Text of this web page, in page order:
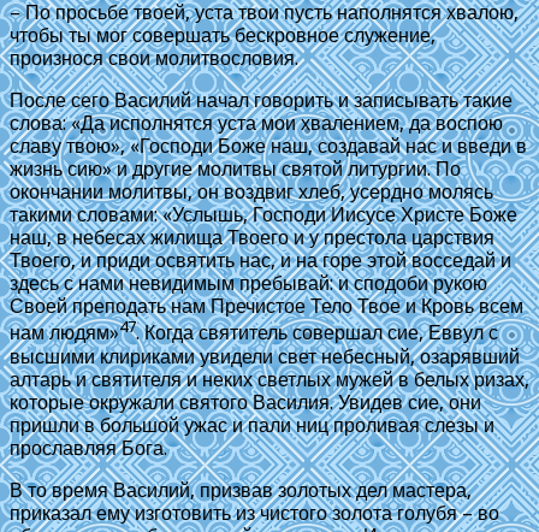
– По просьбе твоей, уста твои пусть наполнятся хвалою,
чтобы ты мог совершать бескровное служение,
произнося свои молитвословия.
После сего Василий начал говорить и записывать такие
слова: «Да исполнятся уста мои хвалением, да воспою
славу твою», «Господи Боже наш, создавай нас и введи в
жизнь сию» и другие молитвы святой литургии. По
окончании молитвы, он воздвиг хлеб, усердно молясь
такими словами: «Услышь, Господи Иисусе Христе Боже
наш, в небесах жилища Твоего и у престола царствия
Твоего, и приди освятить нас, и на горе этой восседай и
здесь с нами невидимым пребывай: и сподоби рукою
Своей преподать нам Пречистое Тело Твое и Кровь всем
нам людям»47. Когда святитель совершал сие, Еввул с
высшими клириками увидели свет небесный, озарявший
алтарь и святителя и неких светлых мужей в белых ризах,
которые окружали святого Василия. Увидев сие, они
пришли в большой ужас и пали ниц проливая слезы и
прославляя Бога.
В то время Василий, призвав золотых дел мастера,
приказал ему изготовить из чистого золота голубя – во